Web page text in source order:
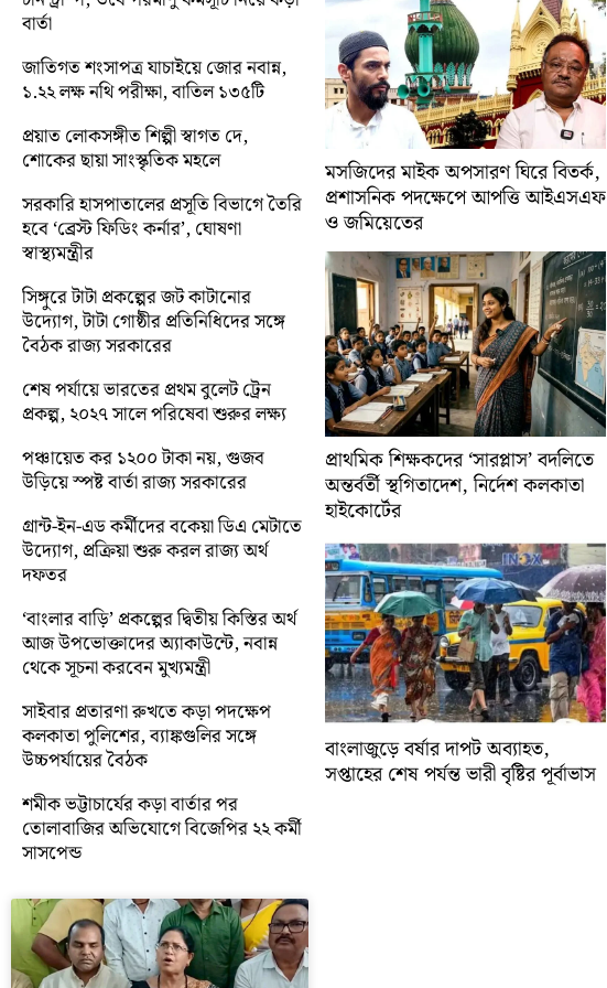
বার্তা
জাতিগত শংসাপত্র যাচাইয়ে জোর নবান্ন,
১.২২ লক্ষ নথি পরীক্ষা, বাতিল ১৩৫টি
প্রয়াত লোকসঙ্গীত শিল্পী স্বাগত দে,
শোকের ছায়া সাংস্কৃতিক মহলে
সরকারি হাসপাতালের প্রসূতি বিভাগে তৈরি
হবে ‘ব্রেস্ট ফিডিং কর্নার’, ঘোষণা
স্বাস্থ্যমন্ত্রীর
সিঙ্গুরে টাটা প্রকল্পের জট কাটানোর
উদ্যোগ, টাটা গোষ্ঠীর প্রতিনিধিদের সঙ্গে
বৈঠক রাজ্য সরকারের
শেষ পর্যায়ে ভারতের প্রথম বুলেট ট্রেন
প্রকল্প, ২০২৭ সালে পরিষেবা শুরুর লক্ষ্য
পঞ্চায়েত কর ১২০০ টাকা নয়, গুজব
উড়িয়ে স্পষ্ট বার্তা রাজ্য সরকারের
গ্রান্ট-ইন-এড কর্মীদের বকেয়া ডিএ মেটাতে
উদ্যোগ, প্রক্রিয়া শুরু করল রাজ্য অর্থ
দফতর
‘বাংলার বাড়ি’ প্রকল্পের দ্বিতীয় কিস্তির অর্থ
আজ উপভোক্তাদের অ্যাকাউন্টে, নবান্ন
থেকে সূচনা করবেন মুখ্যমন্ত্রী
সাইবার প্রতারণা রুখতে কড়া পদক্ষেপ
কলকাতা পুলিশের, ব্যাঙ্কগুলির সঙ্গে
উচ্চপর্যায়ের বৈঠক
শমীক ভট্টাচার্যের কড়া বার্তার পর
তোলাবাজির অভিযোগে বিজেপির ২২ কর্মী
সাসপেন্ড
মসজিদের মাইক অপসারণ ঘিরে বিতর্ক,
প্রশাসনিক পদক্ষেপে আপত্তি আইএসএফ
ও জমিয়েতের
প্রাথমিক শিক্ষকদের ‘সারপ্লাস’ বদলিতে
অন্তর্বর্তী স্থগিতাদেশ, নির্দেশ কলকাতা
হাইকোর্টের
বাংলাজুড়ে বর্ষার দাপট অব্যাহত,
সপ্তাহের শেষ পর্যন্ত ভারী বৃষ্টির পূর্বাভাস